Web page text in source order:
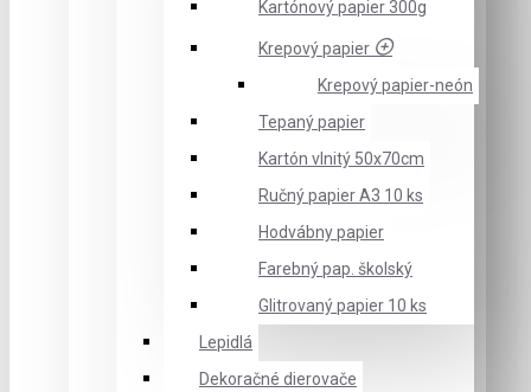
Kartónový papier 300g
Krepový papier
Krepový papier-neón
Tepaný papier
Kartón vlnitý 50x70cm
Ručný papier A3 10 ks
Hodvábny papier
Farebný pap. školský
Glitrovaný papier 10 ks
Lepidlá
Dekoračné dierovače